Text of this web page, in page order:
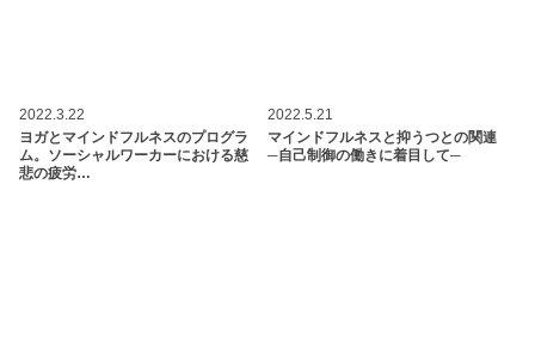
2022.3.22
ヨガとマインドフルネスのプログラ
ム。ソーシャルワーカーにおける慈
悲の疲労…
2022.5.21
マインドフルネスと抑うつとの関連
─自己制御の働きに着目して─